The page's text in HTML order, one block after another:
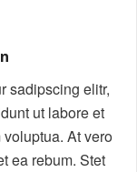
sadipscing elitr,
ut labore et
At vero
ea rebum. Stet